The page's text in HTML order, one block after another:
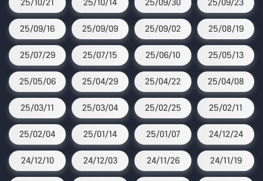
25/10/21 25/10/14 25/09/30 25/09/23
25/09/16 25/09/09 25/09/02 25/08/19
25/07/29 25/07/15 25/06/10 25/05/13
25/05/06 25/04/29 25/04/22 25/04/08
25/03/11 25/03/04 25/02/25 25/02/11
25/02/04 25/01/14 25/01/07 24/12/24
24/12/10 24/12/03 24/11/26 24/11/19